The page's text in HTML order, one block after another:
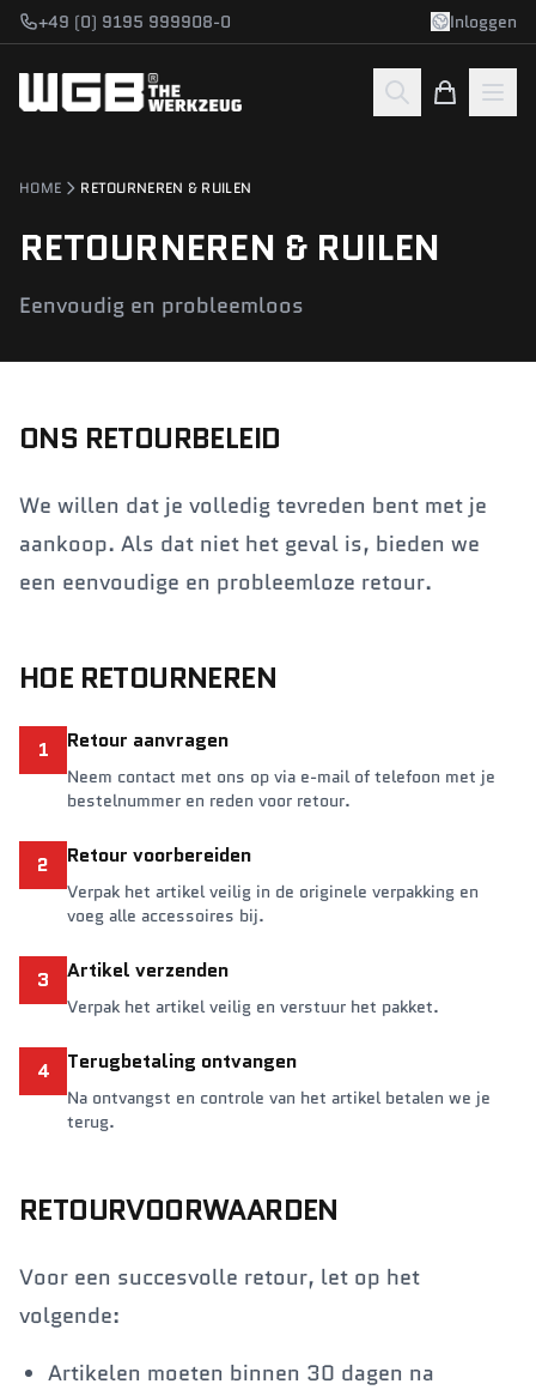
Ga naar inhoud
+49 (0) 9195 999908-0 Inloggen
HOME RETOURNEREN & RUILEN
RETOURNEREN & RUILEN
Eenvoudig en probleemloos
ONS RETOURBELEID
We willen dat je volledig tevreden bent met je
aankoop. Als dat niet het geval is, bieden we
een eenvoudige en probleemloze retour.
HOE RETOURNEREN
1 Retour aanvragen
Neem contact met ons op via e-mail of telefoon met je
bestelnummer en reden voor retour.
2 Retour voorbereiden
Verpak het artikel veilig in de originele verpakking en
voeg alle accessoires bij.
3 Artikel verzenden
Verpak het artikel veilig en verstuur het pakket.
4 Terugbetaling ontvangen
Na ontvangst en controle van het artikel betalen we je
terug.
RETOURVOORWAARDEN
Voor een succesvolle retour, let op het
volgende:
Artikelen moeten binnen 30 dagen na